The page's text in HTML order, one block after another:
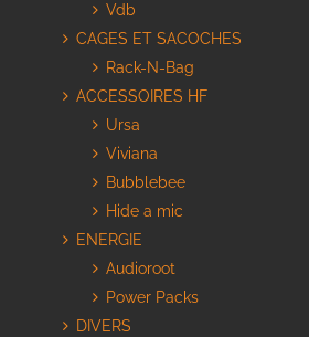
Vdb
CAGES ET SACOCHES
Rack-N-Bag
ACCESSOIRES HF
Ursa
Viviana
Bubblebee
Hide a mic
ENERGIE
Audioroot
Power Packs
DIVERS